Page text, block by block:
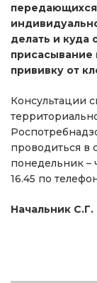
делать и куда
присасывание
прививку от
Консультации
проводиться в
понедельник –
16.45 по
Начальник